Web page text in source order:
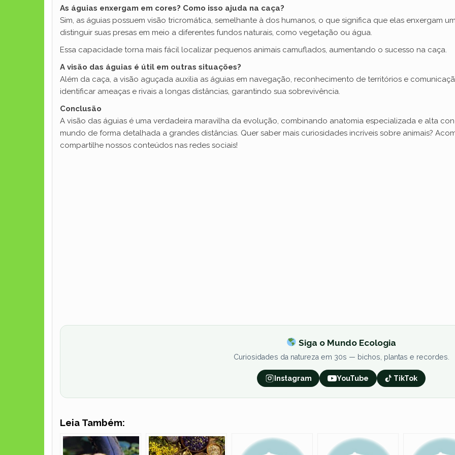
i
o
As águias enxergam em cores? Como isso ajuda na caça?
Sim, as águias possuem visão tricromática, semelhante à dos humanos, o que significa que elas enxergam
distinguir suas presas em meio a diferentes fundos naturais, como vegetação ou água.
Essa capacidade torna mais fácil localizar pequenos animais camuflados, aumentando o sucesso na caça.
A visão das águias é útil em outras situações?
Além da caça, a visão aguçada auxilia as águias em navegação, reconhecimento de territórios e
identificar ameaças e rivais a longas distâncias, garantindo sua sobrevivência.
Conclusão
A visão das águias é uma verdadeira maravilha da evolução, combinando anatomia especializada e alta
mundo de forma detalhada a grandes distâncias. Quer saber mais curiosidades incríveis sobre animais?
compartilhe nossos conteúdos nas redes sociais!
Siga o Mundo Ecologia
Curiosidades da natureza em 30s — bichos, plantas e recordes.
Instagram YouTube TikTok
Leia Também: